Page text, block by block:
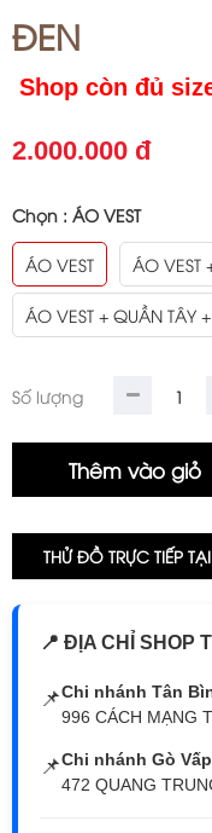
ĐEN
Shop còn đủ
2.000.000 đ
Chọn : ÁO VEST
ÁO VEST ÁO VEST
ÁO VEST + QUẦN TÂY
Số lượng
THỬ ĐỒ TRỰC TIẾP TẠI
📍 ĐỊA CHỈ SHOP
📌Chi nhánh Tân
996 CÁCH MẠNG
📌Chi nhánh Gò Vấp
472 QUANG